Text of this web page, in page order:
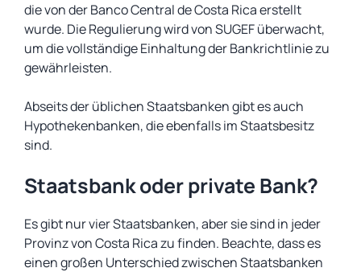
die von der Banco Central de Costa Rica erstellt
wurde. Die Regulierung wird von SUGEF überwacht,
um die vollständige Einhaltung der Bankrichtlinie zu
gewährleisten.
Abseits der üblichen Staatsbanken gibt es auch
Hypothekenbanken, die ebenfalls im Staatsbesitz
sind.
Staatsbank oder private Bank?
Es gibt nur vier Staatsbanken, aber sie sind in jeder
Provinz von Costa Rica zu finden. Beachte, dass es
einen großen Unterschied zwischen Staatsbanken